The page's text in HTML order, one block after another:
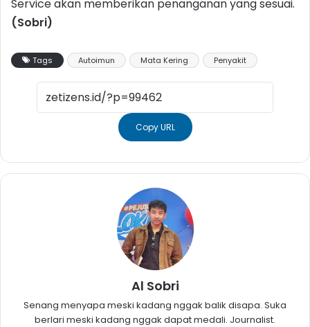
Service akan memberikan penanganan yang sesuai.
(Sobri)
Tags Autoimun Mata Kering Penyakit
Copy URL
Al Sobri
Senang menyapa meski kadang nggak balik disapa. Suka
berlari meski kadang nggak dapat medali. Journalist.